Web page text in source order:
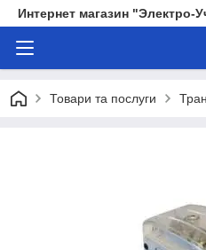
Интернет магазин "Электро-
Товари та послуги